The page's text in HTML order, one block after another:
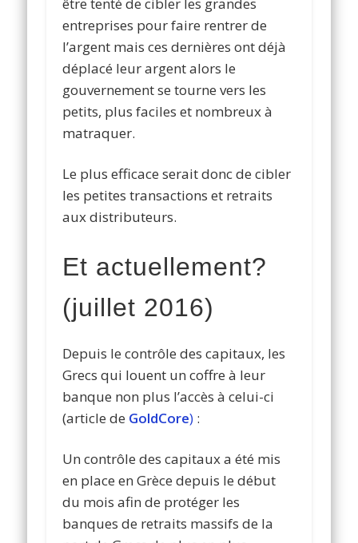
entreprises pour faire rentrer de
l’argent mais ces dernières ont déjà
déplacé leur argent alors le
gouvernement se tourne vers les
petits, plus faciles et nombreux à
matraquer.
Le plus efficace serait donc de cibler
les petites transactions et retraits
aux distributeurs.
Et actuellement?
(juillet 2016)
Depuis le contrôle des capitaux, les
Grecs qui louent un coffre à leur
banque non plus l’accès à celui-ci
(article de GoldCore) :
Un contrôle des capitaux a été mis
en place en Grèce depuis le début
du mois afin de protéger les
banques de retraits massifs de la